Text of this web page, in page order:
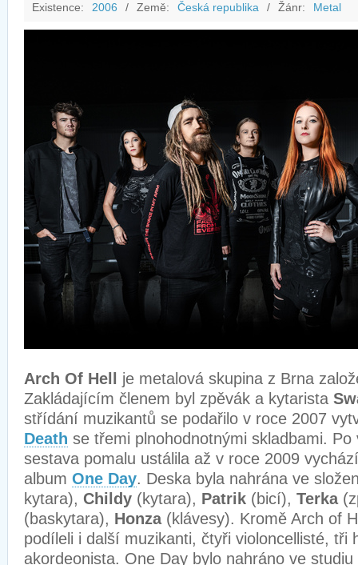
Existence: 2006 / Země: Česká republika / Žánr: Metal
Arch Of Hell je metalová skupina z Brna
Zakládajícím členem byl zpěvák a kytarista
střídání muzikantů se podařilo v roce 2007
Death se třemi plnohodnotnými skladbami.
sestava pomalu ustálila až v roce 2009
album One Day. Deska byla nahrána ve
kytara), Childy (kytara), Patrik (bicí), Terka
(baskytara), Honza (klávesy). Kromě Arch of
podíleli i další muzikanti, čtyři violoncellisté, tři
akordeonista. One Day bylo nahráno ve studiu